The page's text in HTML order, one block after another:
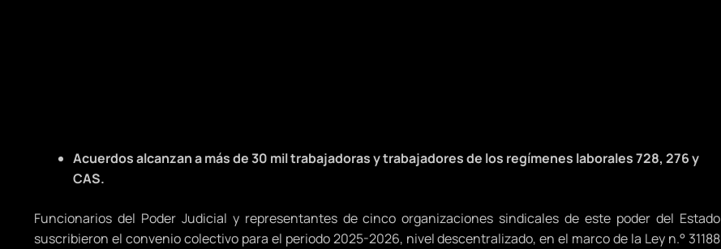
Acuerdos alcanzan a más de 30 mil trabajadoras y trabajadores de los regímenes laborales 728, 276 y
CAS.
Funcionarios del Poder Judicial y representantes de cinco organizaciones sindicales de este poder del Estado
suscribieron el convenio colectivo para el periodo 2025-2026, nivel descentralizado, en el marco de la Ley n.° 31188